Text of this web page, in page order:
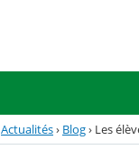
Actualités› Blog› Les